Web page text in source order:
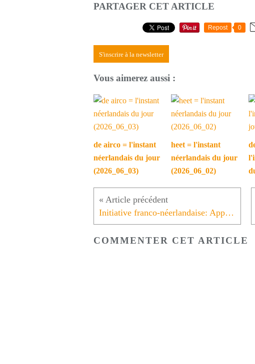
PARTAGER CET ARTICLE
Repost 0
S'inscrire à la newsletter
Vous aimerez aussi :
de airco = l'instant
néerlandais du jour
(2026_06_03)
heet = l'instant
néerlandais du jour
(2026_06_02)
Initiative franco-néerlandaise: Appel à candidatures PRIX D’AMSTERDAM 2015
COMMENTER CET ARTICLE